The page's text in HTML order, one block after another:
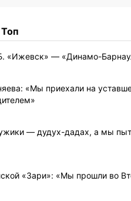
Топ
«Ижевск» — «Динамо-
«Мы приехали на
— дудух-дадах, а мы
«Зари»: «Мы прошли во